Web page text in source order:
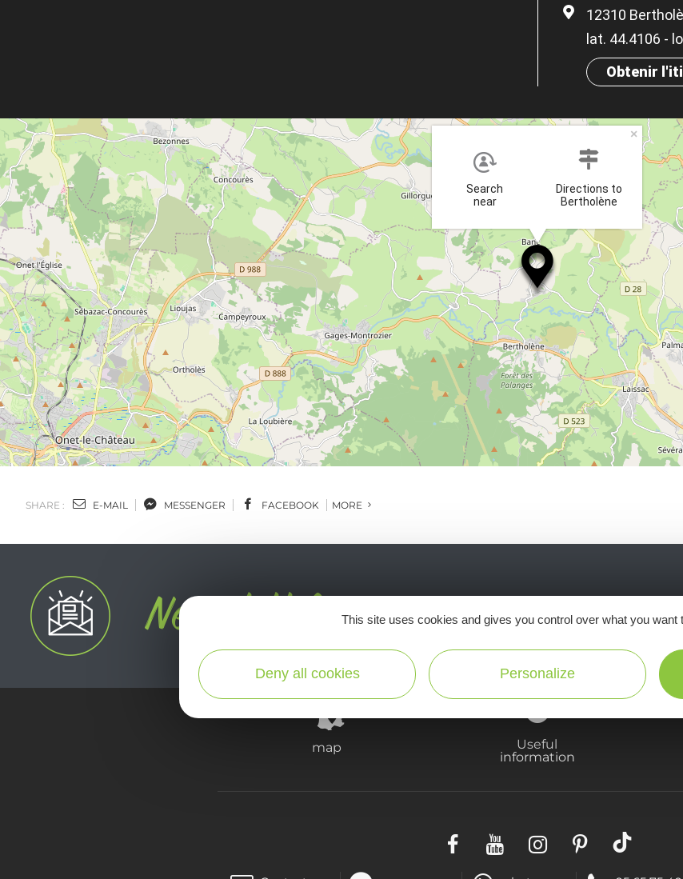
12310
lat. 44.4106 -
Obtenir
Search
near
Directions to
Bertholène
×
SHARE : E-MAIL MESSENGER FACEBOOK MORE
inspirer pour profiter pleinement de votre
map
Useful
information
This site uses cookies and gives you control over what you want
Deny all cookies Personalize